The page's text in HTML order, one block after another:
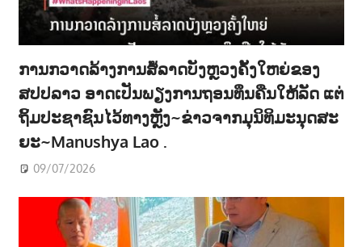
ການກວາດລ້າງການສໍ້ລາດບັງຫຼວງຄັ້ງໃຫຍ່ຂອງ
ສປປລາວ ອາດເປັນພຽງການຖອນທຶນຄືນໃຫ້ລັດ ແຕ່
ຖິ້ມປະຊາຊົນໄວ້ທາງຫຼັງ~ຂ່າວຈາກມຸນິທິມະນຸດສະ
ຍະ~Manushya Lao .
09/07/2026